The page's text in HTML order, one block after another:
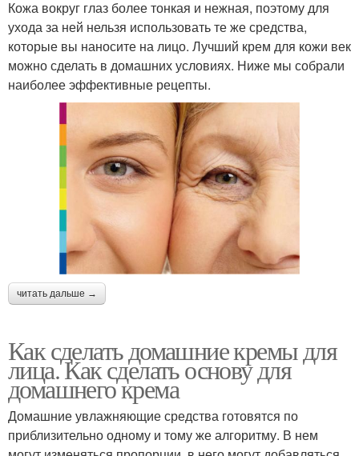
Кожа вокруг глаз более тонкая и нежная, поэтому для
ухода за ней нельзя использовать те же средства,
которые вы наносите на лицо. Лучший крем для кожи век
можно сделать в домашних условиях. Ниже мы собрали
наиболее эффективные рецепты.
читать дальше →
Как сделать домашние кремы для
лица. Как сделать основу для
домашнего крема
Домашние увлажняющие средства готовятся по
приблизительно одному и тому же алгоритму. В нем